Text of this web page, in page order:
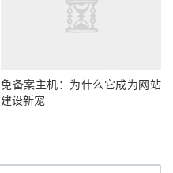
免备案主机：为什么它成为网站
建设新宠